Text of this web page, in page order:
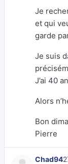
Je
et qui
garde
Je suis
J’ai 40
Alors
Bon
Pierre
Chad94